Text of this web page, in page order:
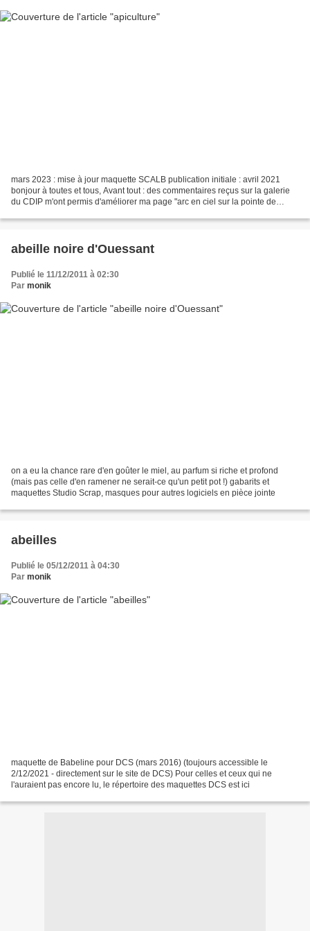
mars 2023 : mise à jour maquette SCALB publication initiale : avril 2021
bonjour à toutes et tous, Avant tout : des commentaires reçus sur la galerie
du CDIP m'ont permis d'améliorer ma page "arc en ciel sur la pointe de
abeille noire d'Ouessant
Publié le 11/12/2011 à 02:30
Par monik
on a eu la chance rare d'en goûter le miel, au parfum si riche et profond
(mais pas celle d'en ramener ne serait-ce qu'un petit pot !) gabarits et
maquettes Studio Scrap, masques pour autres logiciels en pièce jointe
abeilles
Publié le 05/12/2011 à 04:30
Par monik
maquette de Babeline pour DCS (mars 2016) (toujours accessible le
2/12/2021 - directement sur le site de DCS) Pour celles et ceux qui ne
l'auraient pas encore lu, le répertoire des maquettes DCS est ici